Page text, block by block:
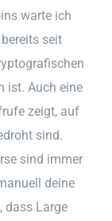
warte ich
seit
ist. Auch eine
zeigt, auf
sind.
sind immer
deine
dass Large